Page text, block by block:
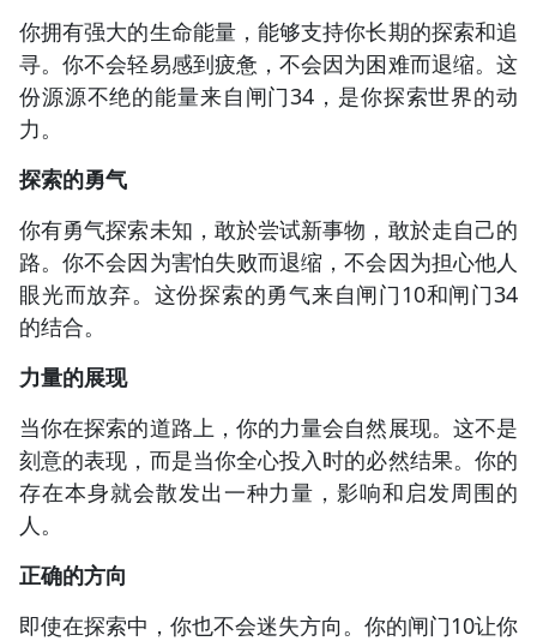
你拥有强大的生命能量，能够支持你长期的探索和追
寻。你不会轻易感到疲惫，不会因为困难而退缩。这
份源源不绝的能量来自闸门34，是你探索世界的动
力。
探索的勇气
你有勇气探索未知，敢於尝试新事物，敢於走自己的
路。你不会因为害怕失败而退缩，不会因为担心他人
眼光而放弃。这份探索的勇气来自闸门10和闸门34
的结合。
力量的展现
当你在探索的道路上，你的力量会自然展现。这不是
刻意的表现，而是当你全心投入时的必然结果。你的
存在本身就会散发出一种力量，影响和启发周围的
人。
正确的方向
即使在探索中，你也不会迷失方向。你的闸门10让你